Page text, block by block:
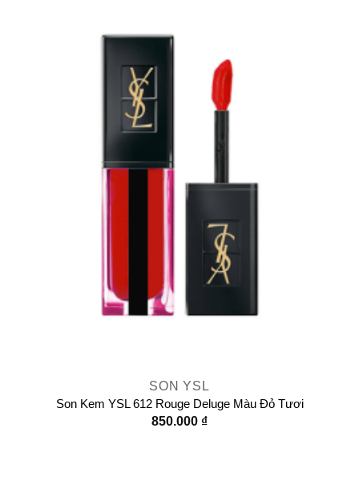
SON YSL
Son Kem YSL 612 Rouge Deluge Màu Đỏ Tươi
850.000 ₫